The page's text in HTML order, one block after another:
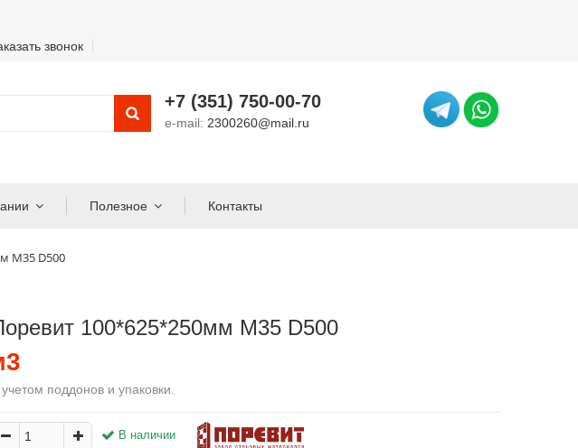
звонок
+7 (351) 750-00-70
e-mail: 2300260@mail.ru
Полезное Контакты
М35 D500
100*625*250мм М35 D500
поддонов и упаковки.
В наличии